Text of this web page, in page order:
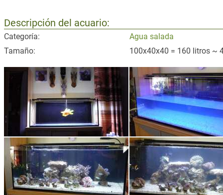
Descripción del acuario:
Categoría:
Agua salada
Tamaño:
100x40x40 = 160 litros ~